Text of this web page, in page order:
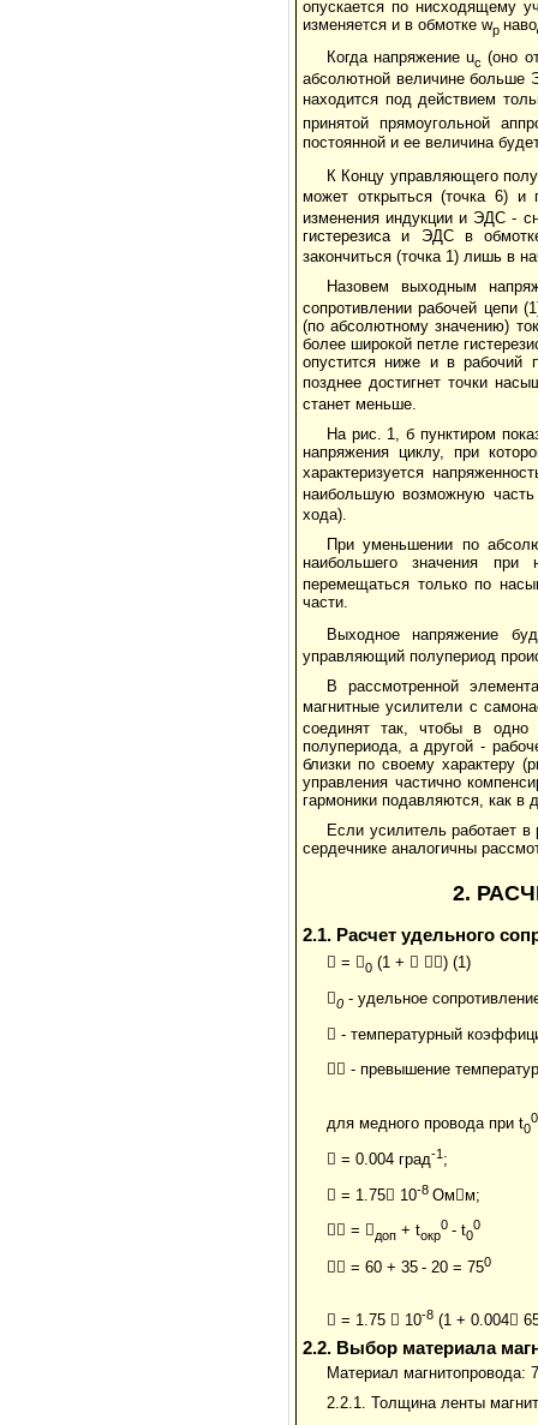
опускается по нисходящему
изменяется и в обмотке wp
Когда напряжение uс (оно
абсолютной величине больше
находится под действием
принятой прямоугольной
постоянной и ее величина
К Концу управляющего
может открыться (точка 6) и
изменения индукции и ЭДС -
гистерезиса и ЭДС в
закончиться (точка 1) лишь в
Назовем выходным
сопротивлении рабочей цепи
(по абсолютному значению)
более широкой петле
опустится ниже и в рабочий
позднее достигнет точки
станет меньше.
На рис. 1, б пунктиром
напряжения циклу, при
характеризуется
наибольшую возможную
хода).
При уменьшении по
наибольшего значения при
перемещаться только по
части.
Выходное напряжение
управляющий полупериод
В рассмотренной
магнитные усилители с
соединят так, чтобы в
полупериода, а другой -
близки по своему характеру
управления частично
гармоники подавляются, как в
Если усилитель работает
сердечнике аналогичны
2.
2.1. Расчет удельного
 = 0 (1 +  ) (1)
0 - удельное
 - температурный
 - превышение
для медного провода при t0
0
 = 0.004 град-1;
 = 1.75 10-8 Ом м;
 = доп + tокр
0 - t0
0
 = 60 + 35 - 20 = 750
 = 1.75  10-8 (1 + 0.004
2.2. Выбор материала
Материал магнитопровода:
2.2.1. Толщина ленты